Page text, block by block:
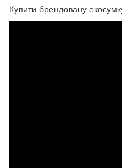
Купити брендовану